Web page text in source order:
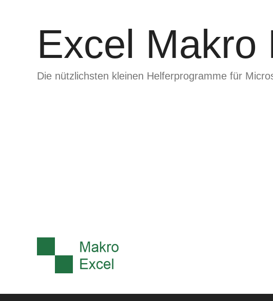
Excel Makro
Die nützlichsten kleinen Helferprogramme für